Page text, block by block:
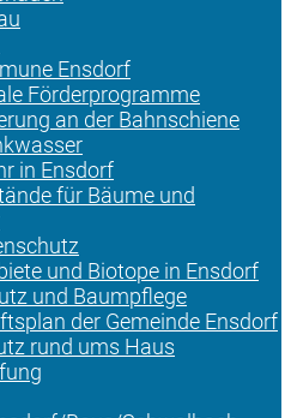
Ensdorf
Förderprogramme
an der Bahnschiene
in Ensdorf
für Bäume und
und Biotope in Ensdorf
und Baumpflege
der Gemeinde Ensdorf
rund ums Haus